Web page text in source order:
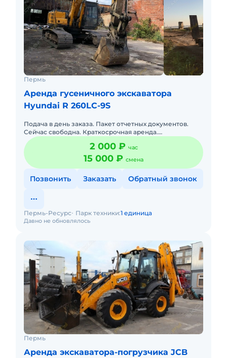
Пермь
Аренда гусеничного экскаватора
Hyundai R 260LC-9S
Подача в день заказа. Пакет отчетных документов.
Сейчас свободна. Краткосрочная аренда.
Долгосрочная аренда. Топливо включено в стоимость.
Топливо оплачивается2 000 ₽ час
15 000 ₽ смена
Позвонить Заказать Обратный звонок
Давно не обновлялось
Пермь-Ресурс Парк техники:1 единица
Пермь
Аренда экскаватора-погрузчика JCB